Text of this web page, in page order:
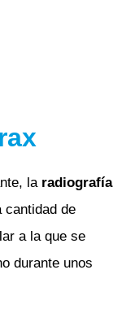
la radiografía
cantidad de
a la que se
durante unos